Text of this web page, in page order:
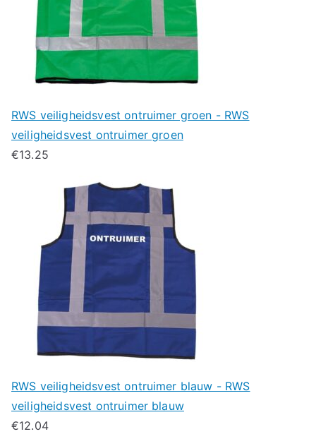
RWS veiligheidsvest ontruimer groen - RWS
veiligheidsvest ontruimer groen
€13.25
RWS veiligheidsvest ontruimer blauw - RWS
veiligheidsvest ontruimer blauw
€12.04